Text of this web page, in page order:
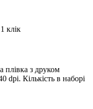
клік
плівка з друком
dpi. Кількість в наборі